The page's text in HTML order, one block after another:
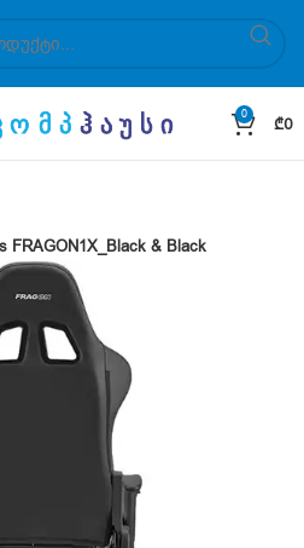
0
₾0
FRAGON1X_Black & Black